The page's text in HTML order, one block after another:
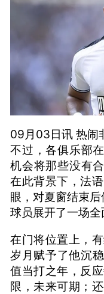
09月03日讯 热闹
不过，各俱乐部
机会将那些没有
在此背景下，法
眼，对夏窗结束
球员展开了一场全
在门将位置上，
岁月赋予了他沉
值当打之年，反
限，未来可期；